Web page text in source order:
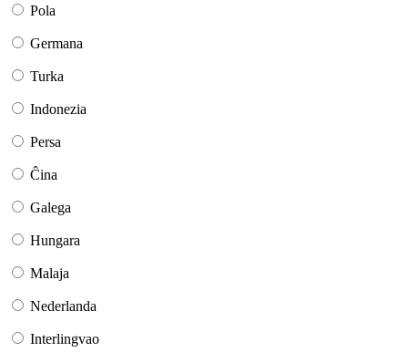
Pola
Germana
Turka
Indonezia
Persa
Ĉina
Galega
Hungara
Malaja
Nederlanda
Interlingvao